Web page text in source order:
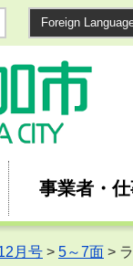
Foreign
事業者・
月号 > 5～7面 >